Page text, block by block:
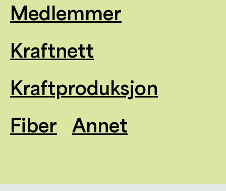
Medlemmer
Kraftnett
Kraftproduksjon
Fiber
Annet